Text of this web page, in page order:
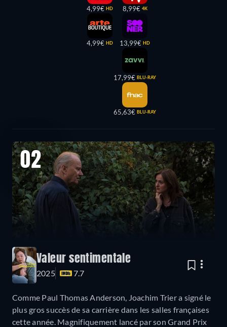
4,99€ HD
4,99€ HD
8,99€ 4K
13,99€ HD
17,99€ BLU-RAY
65,63€ BLU-RAY
02
Valeur sentimentale
2025 7.7
Comme Paul Thomas Anderson, Joachim Trier a signé le
plus gros succès de sa carrière dans les salles françaises
cette année. Magnifiquement lancé par son Grand Prix